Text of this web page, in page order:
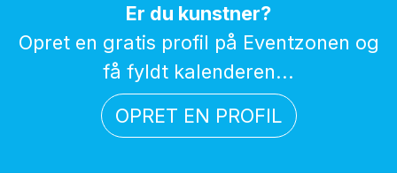
Er du kunstner?
Opret en gratis profil på Eventzonen og
få fyldt kalenderen...
OPRET EN PROFIL